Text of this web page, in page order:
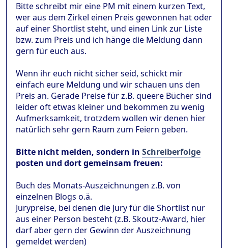
Bitte schreibt mir eine PM mit einem kurzen Text,
wer aus dem Zirkel einen Preis gewonnen hat oder
auf einer Shortlist steht, und einen Link zur Liste
bzw. zum Preis und ich hänge die Meldung dann
gern für euch aus.
Wenn ihr euch nicht sicher seid, schickt mir
einfach eure Meldung und wir schauen uns den
Preis an. Gerade Preise für z.B. queere Bücher sind
leider oft etwas kleiner und bekommen zu wenig
Aufmerksamkeit, trotzdem wollen wir denen hier
natürlich sehr gern Raum zum Feiern geben.
Bitte nicht melden, sondern in Schreiberfolge
posten und dort gemeinsam freuen:
Buch des Monats-Auszeichnungen z.B. von
einzelnen Blogs o.ä.
Jurypreise, bei denen die Jury für die Shortlist nur
aus einer Person besteht (z.B. Skoutz-Award, hier
darf aber gern der Gewinn der Auszeichnung
gemeldet werden)